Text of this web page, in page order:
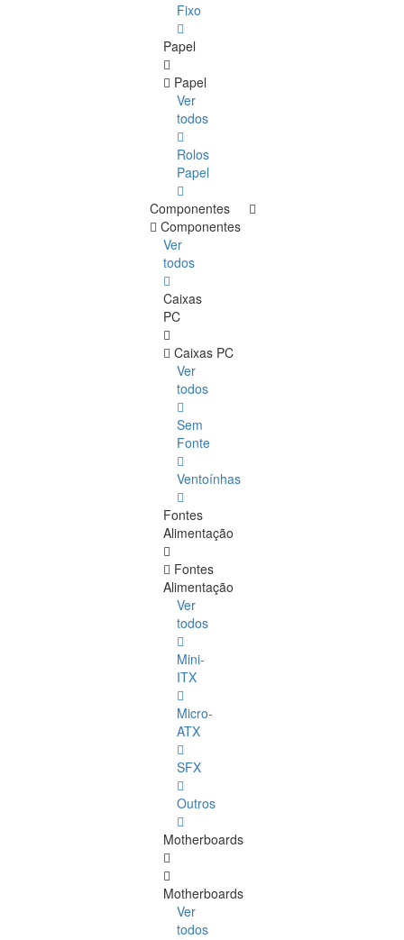
Fixo
Papel
Papel
Ver
todos
Rolos
Papel
Componentes
Componentes
Ver
todos
Caixas
PC
Caixas PC
Ver
todos
Sem
Fonte
Ventoínhas
Fontes
Alimentação
Fontes
Alimentação
Ver
todos
Mini-
ITX
Micro-
ATX
SFX
Outros
Motherboards
Motherboards
Ver
todos